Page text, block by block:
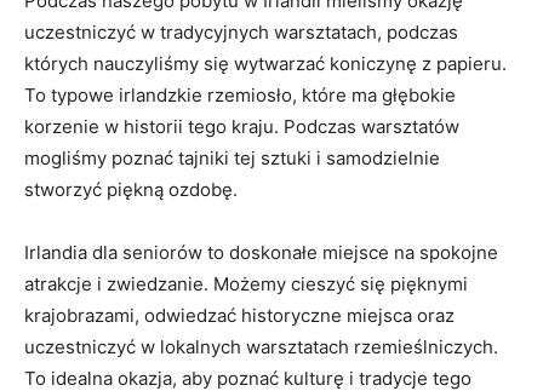
uczestniczyć w tradycyjnych warsztatach, podczas
⁢których nauczyliśmy się wytwarzać koniczynę z papieru.
To typowe irlandzkie rzemiosło, ⁤które ma głębokie
korzenie w historii ‌tego kraju. Podczas‌ warsztatów
mogliśmy poznać tajniki tej sztuki i samodzielnie
stworzyć⁣ piękną ozdobę.
Irlandia dla seniorów to doskonałe miejsce na spokojne
atrakcje i zwiedzanie. Możemy cieszyć się pięknymi
krajobrazami, odwiedzać historyczne ‌miejsca oraz
uczestniczyć w lokalnych warsztatach rzemieślniczych.
To idealna okazja, aby poznać kulturę i tradycje tego⁢